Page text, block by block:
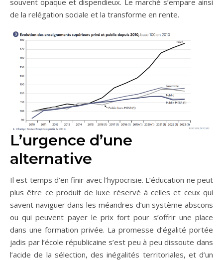
de la relégation sociale et la transforme en rente.
L’urgence d’une
alternative
Il est temps d’en finir avec l’hypocrisie. L’éducation ne peut
plus être ce produit de luxe réservé à celles et ceux qui
savent naviguer dans les méandres d’un système abscons
ou qui peuvent payer le prix fort pour s’offrir une place
dans une formation privée. La promesse d’égalité portée
jadis par l’école républicaine s’est peu à peu dissoute dans
l’acide de la sélection, des inégalités territoriales, et d’un